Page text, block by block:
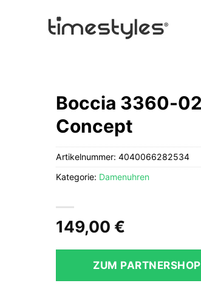
Boccia 3360-
Concept
149,00 €
ZUM PARTNERSHOP
Artikelnummer:4040066282534
Kategorie: Damenuhren